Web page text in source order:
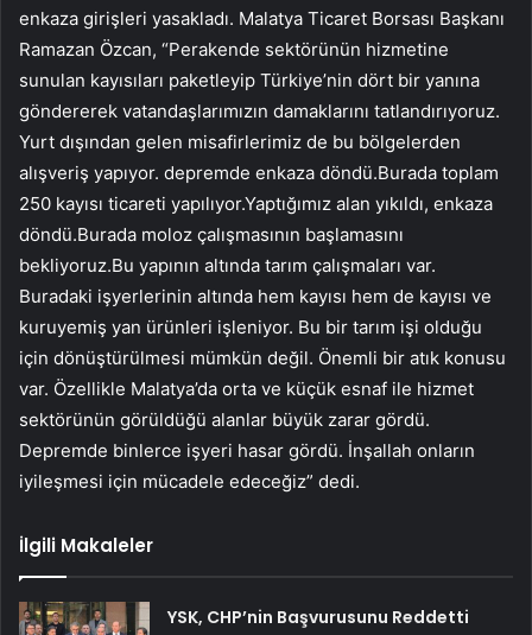
enkaza girişleri yasakladı. Malatya Ticaret Borsası Başkanı
Ramazan Özcan, “Perakende sektörünün hizmetine
sunulan kayısıları paketleyip Türkiye’nin dört bir yanına
göndererek vatandaşlarımızın damaklarını tatlandırıyoruz.
Yurt dışından gelen misafirlerimiz de bu bölgelerden
alışveriş yapıyor. depremde enkaza döndü.Burada toplam
250 kayısı ticareti yapılıyor.Yaptığımız alan yıkıldı, enkaza
döndü.Burada moloz çalışmasının başlamasını
bekliyoruz.Bu yapının altında tarım çalışmaları var.
Buradaki işyerlerinin altında hem kayısı hem de kayısı ve
kuruyemiş yan ürünleri işleniyor. Bu bir tarım işi olduğu
için dönüştürülmesi mümkün değil. Önemli bir atık konusu
var. Özellikle Malatya’da orta ve küçük esnaf ile hizmet
sektörünün görüldüğü alanlar büyük zarar gördü.
Depremde binlerce işyeri hasar gördü. İnşallah onların
iyileşmesi için mücadele edeceğiz” dedi.
İlgili Makaleler
YSK, CHP’nin Başvurusunu Reddetti